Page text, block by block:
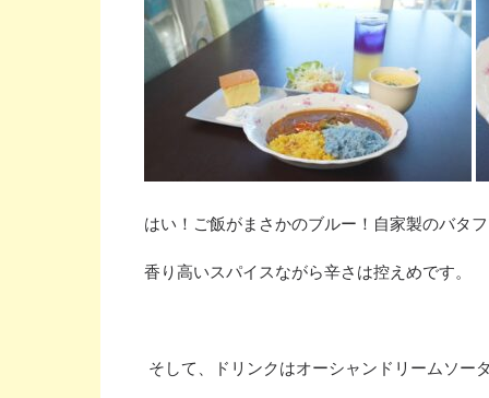
はい！ご飯がまさかのブルー！自家製のバタ
香り高いスパイスながら辛さは控えめです。
そして、ドリンクはオーシャンドリームソー